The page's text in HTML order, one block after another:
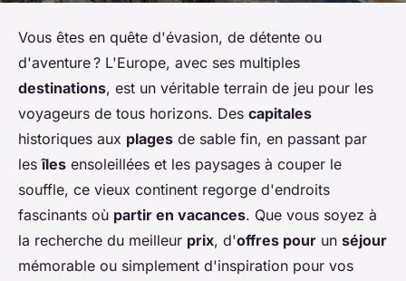
Vous êtes en quête d'évasion, de détente ou
d'aventure ? L'Europe, avec ses multiples
destinations, est un véritable terrain de jeu pour les
voyageurs de tous horizons. Des capitales
historiques aux plages de sable fin, en passant par
lesîles ensoleillées et les paysages à couper le
souffle, ce vieux continent regorge d'endroits
fascinants où partir en vacances. Que vous soyez à
la recherche du meilleur prix, d'offres pour un séjour
mémorable ou simplement d'inspiration pour vos